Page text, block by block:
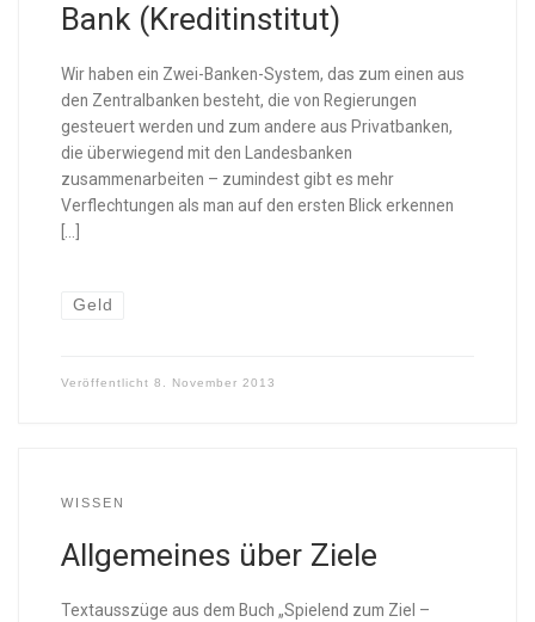
Bank (Kreditinstitut)
Wir haben ein Zwei-Banken-System, das zum einen aus
den Zentralbanken besteht, die von Regierungen
gesteuert werden und zum andere aus Privatbanken,
die überwiegend mit den Landesbanken
zusammenarbeiten – zumindest gibt es mehr
Verflechtungen als man auf den ersten Blick erkennen
[…]
Geld
Veröffentlicht 8. November 2013
WISSEN
Allgemeines über Ziele
Textausszüge aus dem Buch „Spielend zum Ziel –